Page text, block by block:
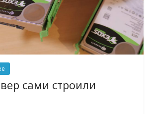
сами строили